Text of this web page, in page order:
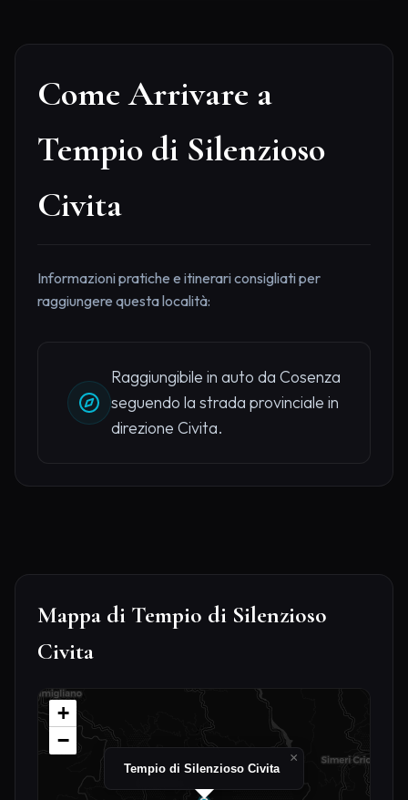
Come Arrivare a
Tempio di Silenzioso
Civita
Informazioni pratiche e itinerari consigliati per
raggiungere questa località:
Raggiungibile in auto da Cosenza
seguendo la strada provinciale in
direzione Civita.
Mappa di Tempio di Silenzioso
Civita
Tempio di Silenzioso Civita
×
+
−